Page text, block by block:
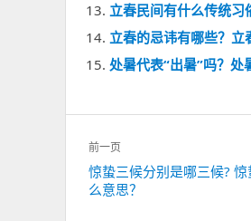
立春民间有什么传统习
立春的忌讳有哪些？立
处暑代表“出暑”吗？处
文
章
导
航
前一页
上
一
惊蛰三候分别是哪三候?
么意思？